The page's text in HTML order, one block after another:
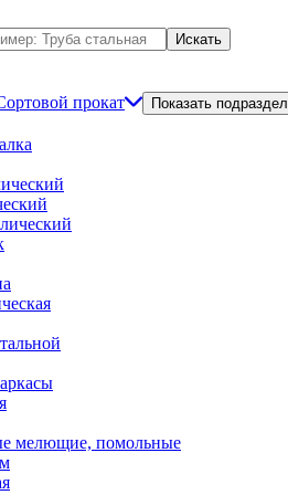
Искать
прокат Показать
мелющие, помольные